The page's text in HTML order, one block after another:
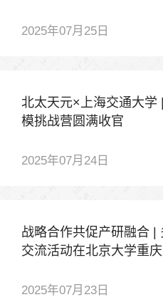
2025年07月25日
北太天元×上海交通大学
模挑战营圆满收官
2025年07月24日
战略合作共促产研融合 |
交流活动在北京大学重
2025年07月23日